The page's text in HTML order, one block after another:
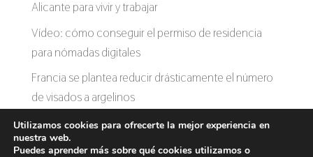
Alicante para vivir y trabajar
Vídeo: cómo conseguir el permiso de residencia
para nómadas digitales
Francia se plantea reducir drásticamente el número
de visados a argelinos
Utilizamos cookies para ofrecerte la mejor experiencia en
nuestra web.
Puedes aprender más sobre qué cookies utilizamos o